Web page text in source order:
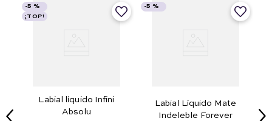
-5 %
¡TOP!
Labial líquido Infini
Absolu
-5 %
Labial Líquido Mate
Indeleble Forever